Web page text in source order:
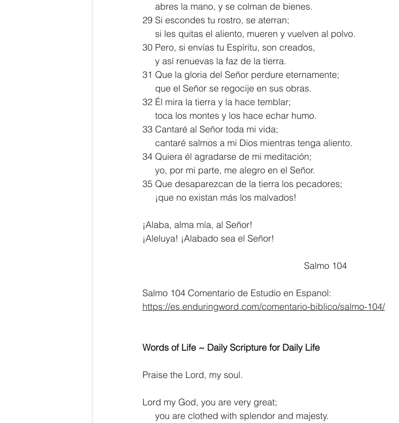
     abres la mano, y se colman de bienes.
29 Si escondes tu rostro, se aterran;
     si les quitas el aliento, mueren y vuelven al polvo.
30 Pero, si envías tu Espíritu, son creados,
     y así renuevas la faz de la tierra.
31 Que la gloria del Señor perdure eternamente;
     que el Señor se regocije en sus obras.
32 Él mira la tierra y la hace temblar;
     toca los montes y los hace echar humo.
33 Cantaré al Señor toda mi vida;
     cantaré salmos a mi Dios mientras tenga aliento.
34 Quiera él agradarse de mi meditación;
     yo, por mi parte, me alegro en el Señor.
35 Que desaparezcan de la tierra los pecadores;
     ¡que no existan más los malvados!
¡Alaba, alma mía, al Señor!
¡Aleluya! ¡Alabado sea el Señor!
								Salmo 104
Salmo 104 Comentario de Estudio en Espanol:
https://es.enduringword.com/comentario-biblico/salmo-104/
Words of Life ~ Daily Scripture for Daily Life
Praise the Lord, my soul.
Lord my God, you are very great;
     you are clothed with splendor and majesty.